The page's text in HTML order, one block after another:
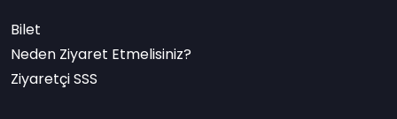
Bilet
Neden Ziyaret Etmelisiniz?
Ziyaretçi SSS